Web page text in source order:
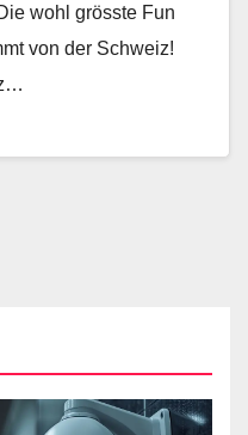
wohl grösste Fun
von der Schweiz!